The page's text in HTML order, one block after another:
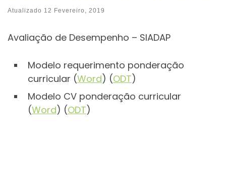
Atualizado 12 Fevereiro, 2019
Avaliação de Desempenho – SIADAP
Modelo requerimento ponderação
curricular (Word) (ODT)
Modelo CV ponderação curricular
(Word) (ODT)